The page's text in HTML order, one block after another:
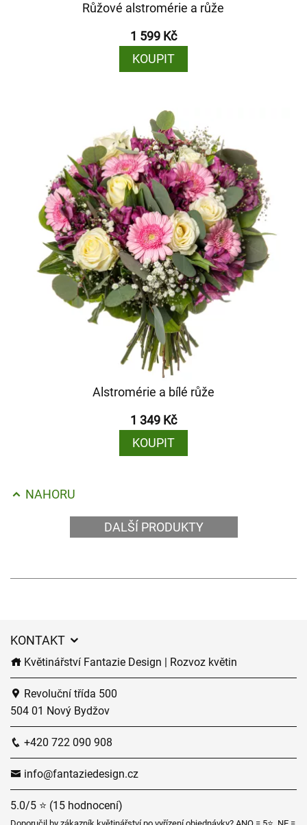
Růžové alstromérie a růže
1 599 Kč
KOUPIT
Alstromérie a bílé růže
1 349 Kč
KOUPIT
NAHORU
DALŠÍ PRODUKTY
KONTAKT
Květinářství Fantazie Design | Rozvoz květin
Revoluční třída 500
504 01 Nový Bydžov
+420 722 090 908
info@fantaziedesign.cz
5.0/5 ⭐ (15 hodnocení)